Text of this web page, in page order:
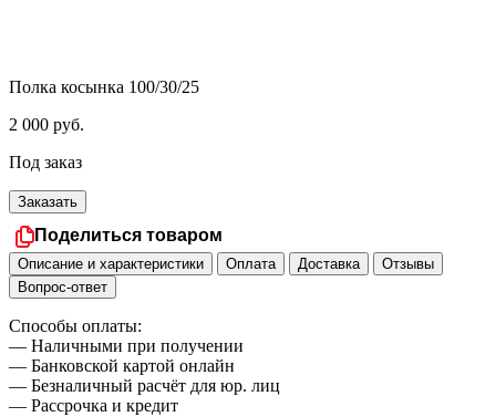
Полка косынка 100/30/25
2 000 руб.
Под заказ
Заказать
Поделиться товаром
Описание и характеристики Оплата Доставка
Отзывы
Вопрос-ответ
Способы оплаты:
— Наличными при получении
— Банковской картой онлайн
— Безналичный расчёт для юр. лиц
— Рассрочка и кредит